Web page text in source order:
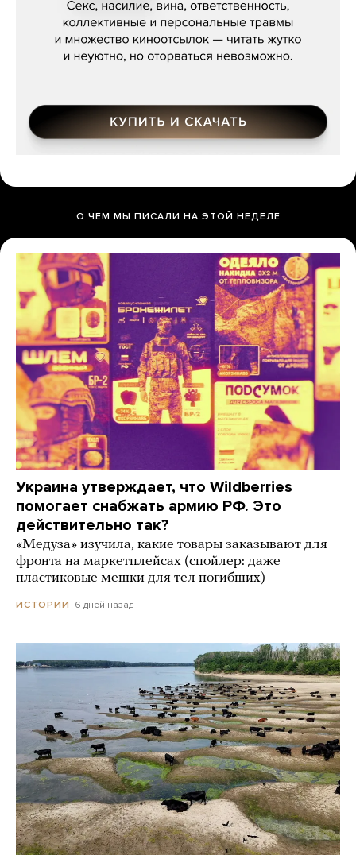
О ЧЕМ МЫ ПИСАЛИ НА ЭТОЙ НЕДЕЛЕ
Украина утверждает, что Wildberries
помогает снабжать армию РФ. Это
действительно так?
«Медуза» изучила, какие товары заказывают для
фронта на маркетплейсах (спойлер: даже
пластиковые мешки для тел погибших)
ИСТОРИИ 6 дней назад